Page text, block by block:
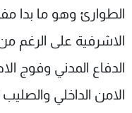
الطوارئ وهو ما بدا
الاشرفية على الرغم من
الدفاع المدني وفوج
الامن الداخلي